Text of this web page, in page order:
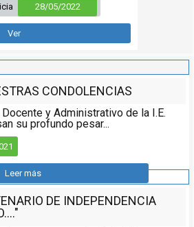
28/05/2022
Ver
CONDOLENCIAS
y Administrativo de la I.E.
su profundo pesar...
Leer más
DE INDEPENDENCIA